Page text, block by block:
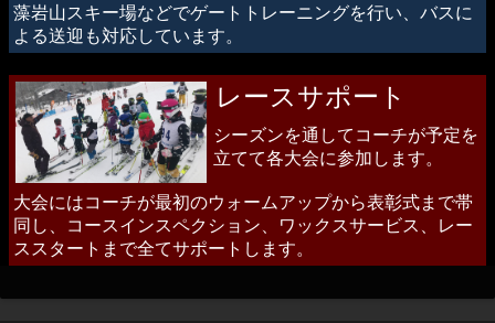
藻岩山スキー場などでゲートトレーニングを行い、バスに
よる送迎も対応しています。
レースサポート
シーズンを通してコーチが予定を
立てて各大会に参加します。
大会にはコーチが最初のウォームアップから表彰式まで帯
同し、コースインスペクション、ワックスサービス、レー
ススタートまで全てサポートします。